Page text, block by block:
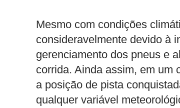
Mesmo com condições
consideravelmente devido à
gerenciamento dos pneus e
corrida. Ainda assim, em um
a posição de pista
qualquer variável